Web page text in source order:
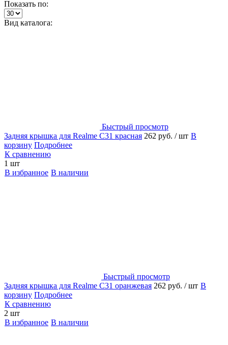
Показать по:
Вид каталога:
Быстрый просмотр
Задняя крышка для Realme C31 красная 262 руб. / шт В
корзину Подробнее
К сравнению
1 шт
В избранное В наличии
Быстрый просмотр
Задняя крышка для Realme C31 оранжевая 262 руб. / шт В
корзину Подробнее
К сравнению
2 шт
В избранное В наличии